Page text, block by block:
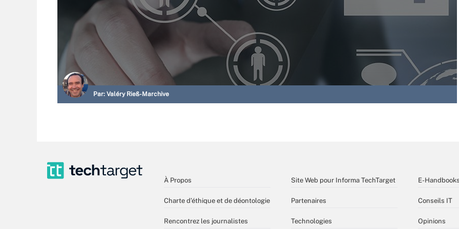
Par: Valéry Rieß-Marchive
À Propos
Charte d’éthique et de déontologie
Rencontrez les journalistes
Site Web pour Informa TechTarget
Partenaires
Technologies
E-
Conseils IT
Opinions